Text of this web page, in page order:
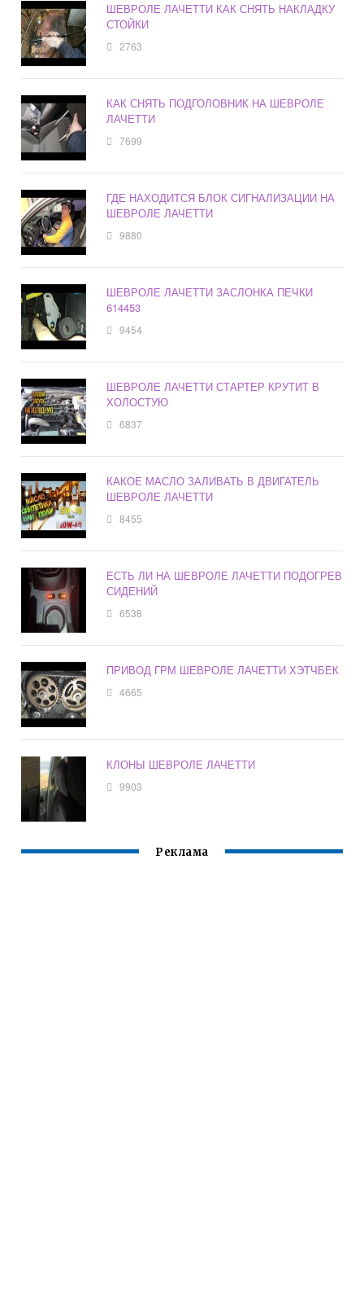
ШЕВРОЛЕ ЛАЧЕТТИ КАК СНЯТЬ НАКЛАДКУ
СТОЙКИ
2763
КАК СНЯТЬ ПОДГОЛОВНИК НА ШЕВРОЛЕ
ЛАЧЕТТИ
7699
ГДЕ НАХОДИТСЯ БЛОК СИГНАЛИЗАЦИИ НА
ШЕВРОЛЕ ЛАЧЕТТИ
9880
ШЕВРОЛЕ ЛАЧЕТТИ ЗАСЛОНКА ПЕЧКИ
614453
9454
ШЕВРОЛЕ ЛАЧЕТТИ СТАРТЕР КРУТИТ В
ХОЛОСТУЮ
6837
КАКОЕ МАСЛО ЗАЛИВАТЬ В ДВИГАТЕЛЬ
ШЕВРОЛЕ ЛАЧЕТТИ
8455
ЕСТЬ ЛИ НА ШЕВРОЛЕ ЛАЧЕТТИ ПОДОГРЕВ
СИДЕНИЙ
6538
ПРИВОД ГРМ ШЕВРОЛЕ ЛАЧЕТТИ ХЭТЧБЕК
4665
КЛОНЫ ШЕВРОЛЕ ЛАЧЕТТИ
9903
Реклама